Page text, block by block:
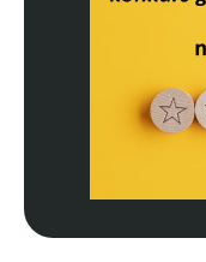
Narzędzie samooceny